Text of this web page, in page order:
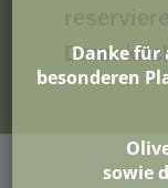
Dann
Danke für
besonderen
sowie